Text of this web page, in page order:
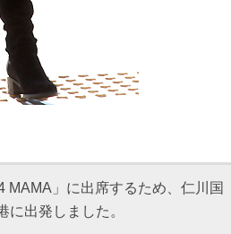
MAMA」に出席するため、仁川国
出発しました。